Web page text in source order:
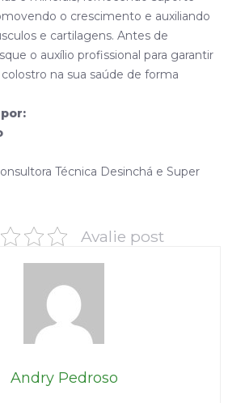
o crescimento e auxiliando
e cartilagens. Antes de
o auxílio profissional para garantir
na sua saúde de forma
Técnica Desinchá e Super
Avalie post
Andry Pedroso